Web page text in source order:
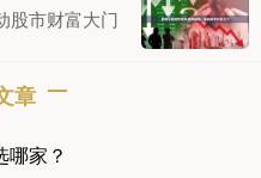
股市财富大门
章
哪家？